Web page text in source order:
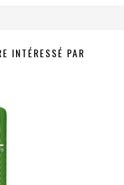
INTÉRESSÉ PAR